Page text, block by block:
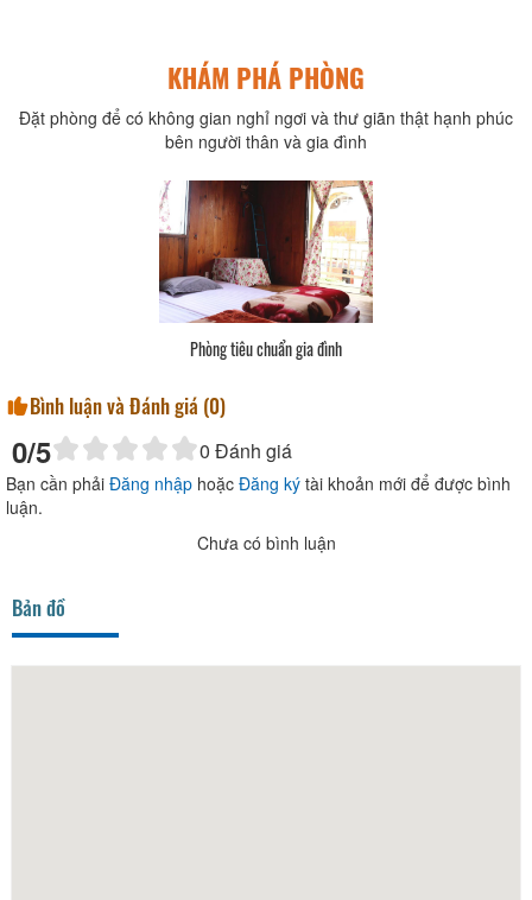
KHÁM PHÁ PHÒNG
Đặt phòng để có không gian nghỉ ngơi và thư giãn thật hạnh phúc
bên người thân và gia đình
Phòng tiêu chuẩn gia đình
Bình luận và Đánh giá (0)
0/5 0 Đánh giá
Bạn cần phải Đăng nhập hoặc Đăng ký tài khoản mới để được bình
luận.
Chưa có bình luận
Bản đồ